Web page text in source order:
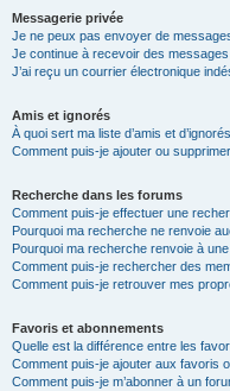
Messagerie privée
Je ne peux pas envoyer de
Je continue à recevoir des
J’ai reçu un courrier électronique
Amis et ignorés
À quoi sert ma liste d’amis et
Comment puis-je ajouter ou
Recherche dans les forums
Comment puis-je effectuer une
Pourquoi ma recherche ne renvoie
Pourquoi ma recherche renvoie à
Comment puis-je rechercher des
Comment puis-je retrouver mes
Favoris et abonnements
Quelle est la différence entre les
Comment puis-je ajouter aux favoris
Comment puis-je m’abonner à un